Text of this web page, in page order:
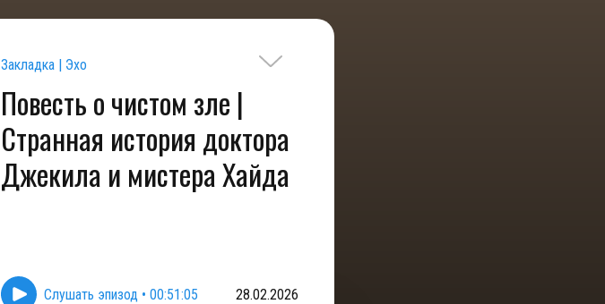
Закладка | Эхо
Повесть о чистом зле |
Странная история доктора
Джекила и мистера Хайда
Слушать эпизод • 00:51:05 28.02.2026